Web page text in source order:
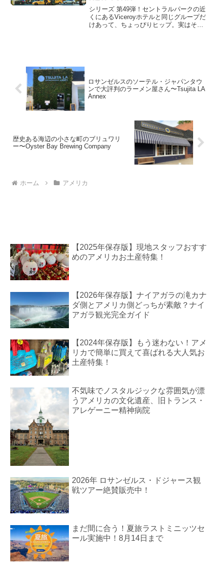
シリーズ 第49弾！セントラルパークの近
くにあるViceroyホテルと同じグループだ
けあって、ちょっぴりヒップ。実はその
ロサンゼルスのソーテル・ジャパンタウ
ンで大評判のラーメン屋さん〜Tsujita LA
Annex
歴史ある海辺の小さな町のブリュワリ
ー〜Oyster Bay Brewing Company
ホーム アメリカ
【2025年保存版】現地スタッフおすす
めのアメリカお土産特集！
【2026年保存版】ナイアガラの滝カナ
ダ側とアメリカ側どっちが素敵？ナイ
アガラ観光完全ガイド
【2024年保存版】もう迷わない！アメ
リカで簡単に買えて喜ばれる大人気お
土産特集！
不気味でノスタルジックな雰囲気が漂
うアメリカの文化遺産、旧トランス・
アレゲーニー精神病院
2026年 ロサンゼルス・ドジャース観
戦ツアー絶賛販売中！
まだ間に合う！夏旅ラストミニッツセ
ール実施中！8月14日まで